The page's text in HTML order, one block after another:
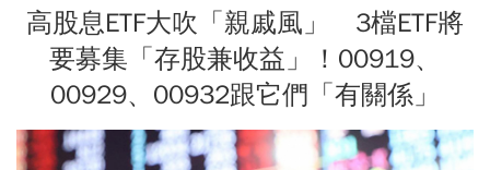
高股息ETF大吹「親戚風」 3檔ETF將
要募集「存股兼收益」！00919、
00929、00932跟它們「有關係」